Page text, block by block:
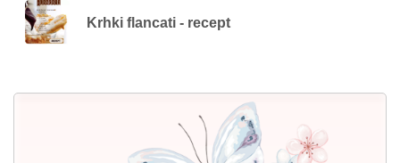
Krhki flancati - recept